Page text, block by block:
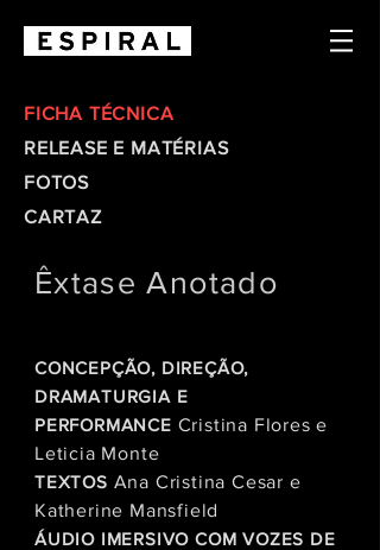
FICHA TÉCNICA
RELEASE E MATÉRIAS
FOTOS
CARTAZ
Êxtase Anotado
CONCEPÇÃO, DIREÇÃO,
DRAMATURGIA E
PERFORMANCE Cristina Flores e
Leticia Monte
TEXTOS Ana Cristina Cesar e
Katherine Mansfield
ÁUDIO IMERSIVO COM VOZES DE